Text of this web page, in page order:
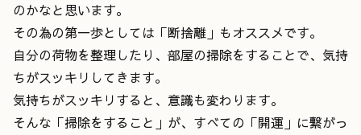
のかなと思います。
その為の第一歩としては「断捨離」もオススメです。
自分の荷物を整理したり、部屋の掃除をすることで、気持
ちがスッキリしてきます。
気持ちがスッキリすると、意識も変わります。
そんな「掃除をすること」が、すべての「開運」に繋がっ